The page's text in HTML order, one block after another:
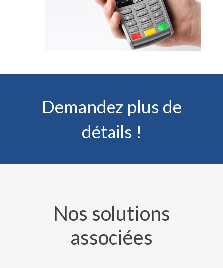
Demandez plus de
détails !
Nos solutions
associées